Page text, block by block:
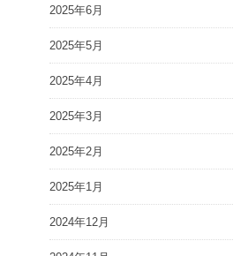
2025年6月
2025年5月
2025年4月
2025年3月
2025年2月
2025年1月
2024年12月